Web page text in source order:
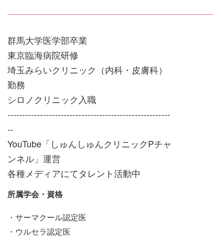
群馬大学医学部卒業
東京臨海病院研修
埼玉みらいクリニック（内科・皮膚科）
勤務
シロノクリニック入職
-------------------------------------------------------
--
YouTube「しゅんしゅんクリニックPチャ
ンネル」運営
各種メディアにてタレント活動中
所属学会・資格
・サーマクール認定医
・ウルセラ認定医